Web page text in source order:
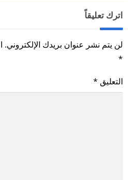
اترك تعليقاً
لن يتم نشر عنوان بريدك الإلكتروني.
*
التعليق *